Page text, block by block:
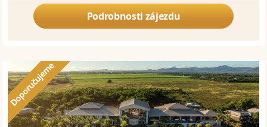
Podrobnosti zájezdu